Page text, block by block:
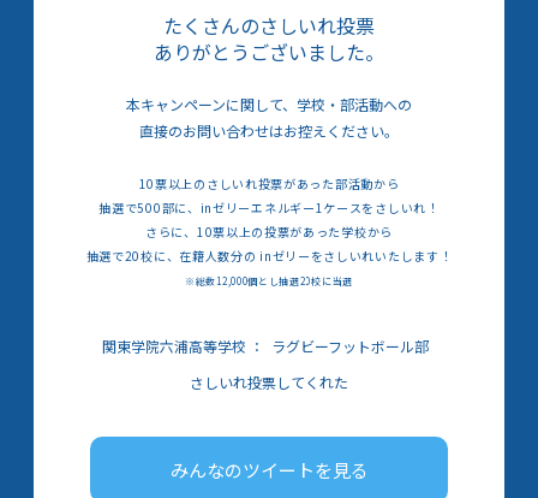
たくさんのさしいれ投票
ありがとうございました。
本キャンペーンに関して、学校・部活動への
直接のお問い合わせはお控えください。
10票以上のさしいれ投票があった部活動から
抽選で500部に、inゼリーエネルギー1ケースをさしいれ！
さらに、10票以上の投票があった学校から
抽選で20校に、在籍人数分の inゼリーをさしいれいたします！
※総数12,000個とし抽選20校に当選
関東学院六浦高等学校 ：
ラグビーフットボール部
さしいれ投票してくれた
みんなのツイートを見る